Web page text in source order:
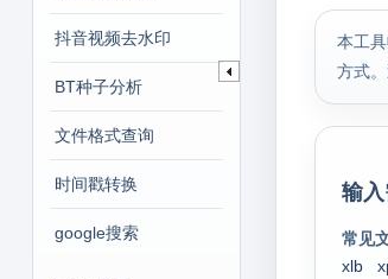
抖音视频去水印
BT种子分析
文件格式查询
时间戳转换
google搜索
本工
方式
输
常见
xlb